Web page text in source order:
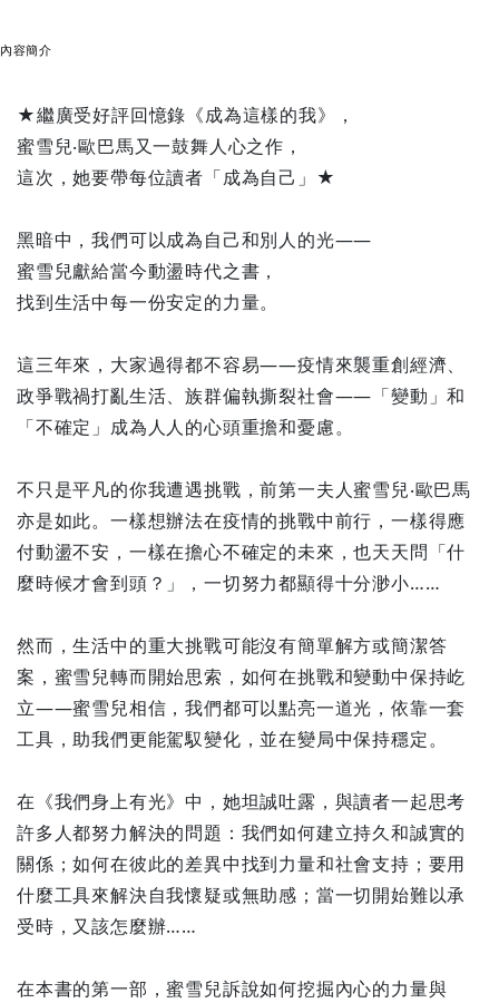
內容簡介
★繼廣受好評回憶錄《成為這樣的我》，
蜜雪兒‧歐巴馬又一鼓舞人心之作，
這次，她要帶每位讀者「成為自己」★
黑暗中，我們可以成為自己和別人的光——
蜜雪兒獻給當今動盪時代之書，
找到生活中每一份安定的力量。
這三年來，大家過得都不容易——疫情來襲重創經濟、
政爭戰禍打亂生活、族群偏執撕裂社會——「變動」和
「不確定」成為人人的心頭重擔和憂慮。
不只是平凡的你我遭遇挑戰，前第一夫人蜜雪兒‧歐巴馬
亦是如此。一樣想辦法在疫情的挑戰中前行，一樣得應
付動盪不安，一樣在擔心不確定的未來，也天天問「什
麼時候才會到頭？」，一切努力都顯得十分渺小……
然而，生活中的重大挑戰可能沒有簡單解方或簡潔答
案，蜜雪兒轉而開始思索，如何在挑戰和變動中保持屹
立——蜜雪兒相信，我們都可以點亮一道光，依靠一套
工具，助我們更能駕馭變化，並在變局中保持穩定。
在《我們身上有光》中，她坦誠吐露，與讀者一起思考
許多人都努力解決的問題：我們如何建立持久和誠實的
關係；如何在彼此的差異中找到力量和社會支持；要用
什麼工具來解決自我懷疑或無助感；當一切開始難以承
受時，又該怎麼辦……
在本書的第一部，蜜雪兒訴說如何挖掘內心的力量與